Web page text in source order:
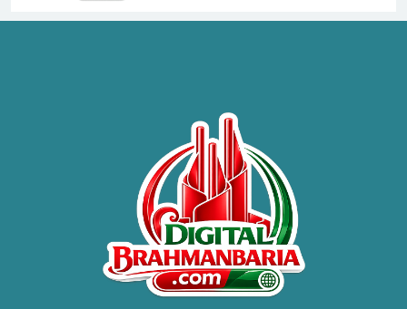
ব্রাহ্মণবাড়িয়ায় তরী বাংলাদেশের
উদ্যোগে বৃক্ষরোপণ ও গাছের চারা
বিতরণ।
কবি জয়দুল হোসেনের
‘পাখপাখালির মিলনমেলা’ গ্রন্থের
প্রকাশনা উৎসব